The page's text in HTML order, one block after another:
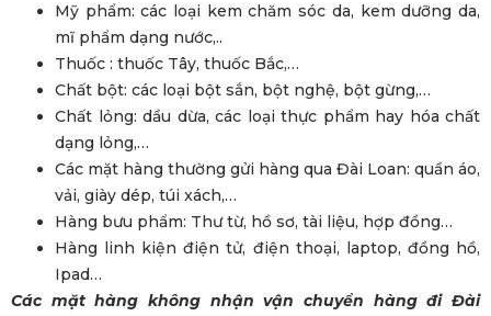
Mỹ phẩm: các loại kem chăm sóc da, kem dưỡng da,
mĩ phẩm dạng nước,..
Thuốc : thuốc Tây, thuốc Bắc,…
Chất bột: các loại bột sắn, bột nghệ, bột gừng,…
Chất lỏng: dầu dừa, các loại thực phẩm hay hóa chất
dạng lỏng,…
Các mặt hàng thường gửi hàng qua Đài Loan: quần áo,
vải, giày dép, túi xách,…
Hàng bưu phẩm: Thư từ, hồ sơ, tài liệu, hợp đồng…
Hàng linh kiện điện tử, điện thoại, laptop, đồng hồ,
Ipad…
Các mặt hàng không nhận vận chuyển hàng đi Đài